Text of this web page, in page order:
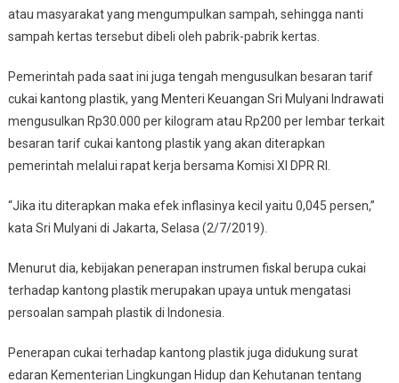
atau masyarakat yang mengumpulkan sampah, sehingga nanti
sampah kertas tersebut dibeli oleh pabrik-pabrik kertas.
Pemerintah pada saat ini juga tengah mengusulkan besaran tarif
cukai kantong plastik, yang Menteri Keuangan Sri Mulyani Indrawati
mengusulkan Rp30.000 per kilogram atau Rp200 per lembar terkait
besaran tarif cukai kantong plastik yang akan diterapkan
pemerintah melalui rapat kerja bersama Komisi XI DPR RI.
“Jika itu diterapkan maka efek inflasinya kecil yaitu 0,045 persen,”
kata Sri Mulyani di Jakarta, Selasa (2/7/2019).
Menurut dia, kebijakan penerapan instrumen fiskal berupa cukai
terhadap kantong plastik merupakan upaya untuk mengatasi
persoalan sampah plastik di Indonesia.
Penerapan cukai terhadap kantong plastik juga didukung surat
edaran Kementerian Lingkungan Hidup dan Kehutanan tentang